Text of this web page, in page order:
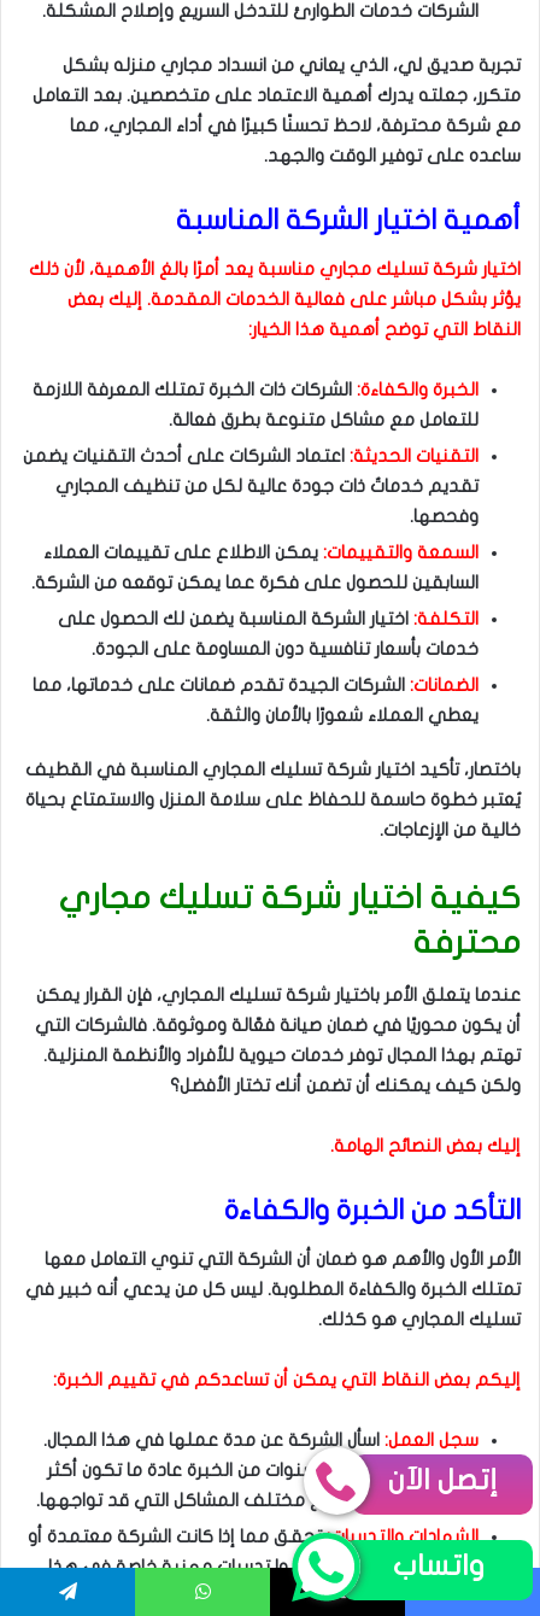
الشركات خدمات الطوارئ للتدخل السريع وإصلاح المشكلة.
تجربة صديق لي، الذي يعاني من انسداد مجاري منزله بشكل
متكرر، جعلته يدرك أهمية الاعتماد على متخصصين. بعد التعامل
مع شركة محترفة، لاحظ تحسنًا كبيرًا في أداء المجاري، مما
ساعده على توفير الوقت والجهد.
أهمية اختيار الشركة المناسبة
اختيار شركة تسليك مجاري مناسبة يعد أمرًا بالغ الأهمية، لأن ذلك
يؤثر بشكل مباشر على فعالية الخدمات المقدمة. إليك بعض
النقاط التي توضح أهمية هذا الخيار:
الخبرة والكفاءة: الشركات ذات الخبرة تمتلك المعرفة اللازمة
للتعامل مع مشاكل متنوعة بطرق فعالة.
التقنيات الحديثة: اعتماد الشركات على أحدث التقنيات يضمن
تقديم خدماتٌ ذات جودة عالية لكل من تنظيف المجاري
وفحصها.
السمعة والتقييمات: يمكن الاطلاع على تقييمات العملاء
السابقين للحصول على فكرة عما يمكن توقعه من الشركة.
التكلفة: اختيار الشركة المناسبة يضمن لك الحصول على
خدمات بأسعار تنافسية دون المساومة على الجودة.
الضمانات: الشركات الجيدة تقدم ضمانات على خدماتها، مما
يعطي العملاء شعورًا بالأمان والثقة.
باختصار، تأكيد اختيار شركة تسليك المجاري المناسبة في القطيف
يُعتبر خطوة حاسمة للحفاظ على سلامة المنزل والاستمتاع بحياة
خالية من الإزعاجات.
كيفية اختيار شركة تسليك مجاري
محترفة
عندما يتعلق الأمر باختيار شركة تسليك المجاري، فإن القرار يمكن
أن يكون محوريًا في ضمان صيانة فعّالة وموثوقة. فالشركات التي
تهتم بهذا المجال توفر خدمات حيوية للأفراد والأنظمة المنزلية.
ولكن كيف يمكنك أن تضمن أنك تختار الأفضل؟
إليك بعض النصائح الهامة.
التأكد من الخبرة والكفاءة
الأمر الأول والأهم هو ضمان أن الشركة التي تنوي التعامل معها
تمتلك الخبرة والكفاءة المطلوبة. ليس كل من يدعي أنه خبير في
تسليك المجاري هو كذلك.
إليكم بعض النقاط التي يمكن أن تساعدكم في تقييم الخبرة:
سجل العمل: اسأل الشركة عن مدة عملها في هذا المجال.
فالشركات التي لديها سنوات من الخبرة عادة ما تكون أكثر
قدرة على التعامل مع مختلف المشاكل التي قد تواجهها.
الشهادات والتدريبات:تحقق مما إذا كانت الشركة معتمدة أو
إذا كان موظفوها قد تلقوا تدريبات مهنية خاصة في هذا
المجال.
إتصل الآن
واتساب